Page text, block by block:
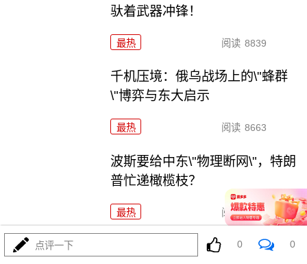
驮着武器冲锋！
最热 阅读 8839
千机压境：俄乌战场上的\"蜂群
\"博弈与东大启示
最热 阅读 8663
波斯要给中东\"物理断网\"，特朗
普忙递橄榄枝？
最热 阅读 7323
F-35真被波斯导弹端了！美军这
点评一下 0 0